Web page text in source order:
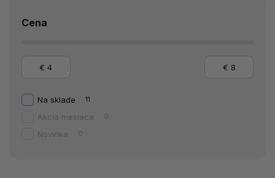
Cena
€4 € 8
Na sklade 11
Akcia mesiaca 0
Novinka 0